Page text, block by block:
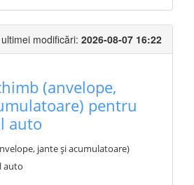
modificări: 2026-08-07 16:22
(anvelope,
pentru
auto
jante și acumulatoare)
auto